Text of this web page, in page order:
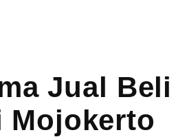
Jual Beli
Mojokerto